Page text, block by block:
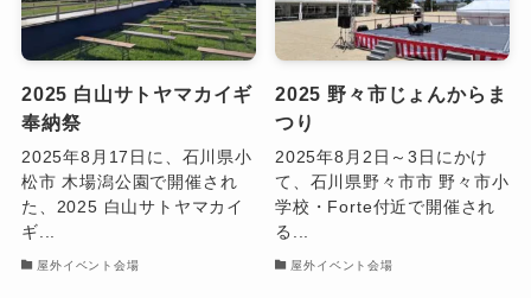
2025 白山サトヤマカイギ
奉納祭
2025年8月17日に、石川県小
松市 木場潟公園で開催され
た、2025 白山サトヤマカイ
ギ...
屋外イベント会場
2025 野々市じょんからま
つり
2025年8月2日～3日にかけ
て、石川県野々市市 野々市小
学校・Forte付近で開催され
る...
屋外イベント会場